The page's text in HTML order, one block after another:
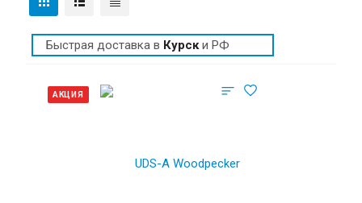
Быстрая доставка в Курски РФ
АКЦИЯ